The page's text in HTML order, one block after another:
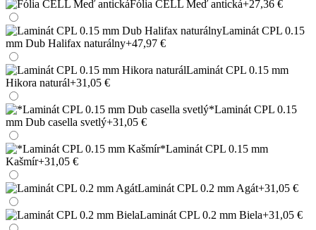
Fólia CELL Meď antická+27,36 €
Laminát CPL 0.15
mm Dub Halifax naturálny+47,97 €
Laminát CPL 0.15 mm
Hikora naturál+31,05 €
*Laminát CPL 0.15
mm Dub casella svetlý+31,05 €
*Laminát CPL 0.15 mm
Kašmír+31,05 €
Laminát CPL 0.2 mm Agát+31,05 €
Laminát CPL 0.2 mm Biela+31,05 €